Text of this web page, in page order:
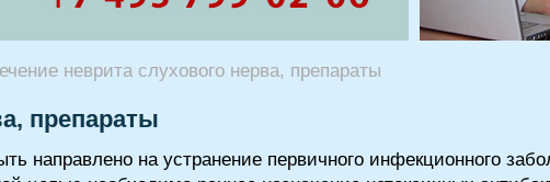
неврита слухового нерва, препараты
препараты
направлено на устранение первичного инфекционного